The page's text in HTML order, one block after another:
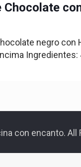
Chocolate
negro con
Ingredientes:
con encanto. All